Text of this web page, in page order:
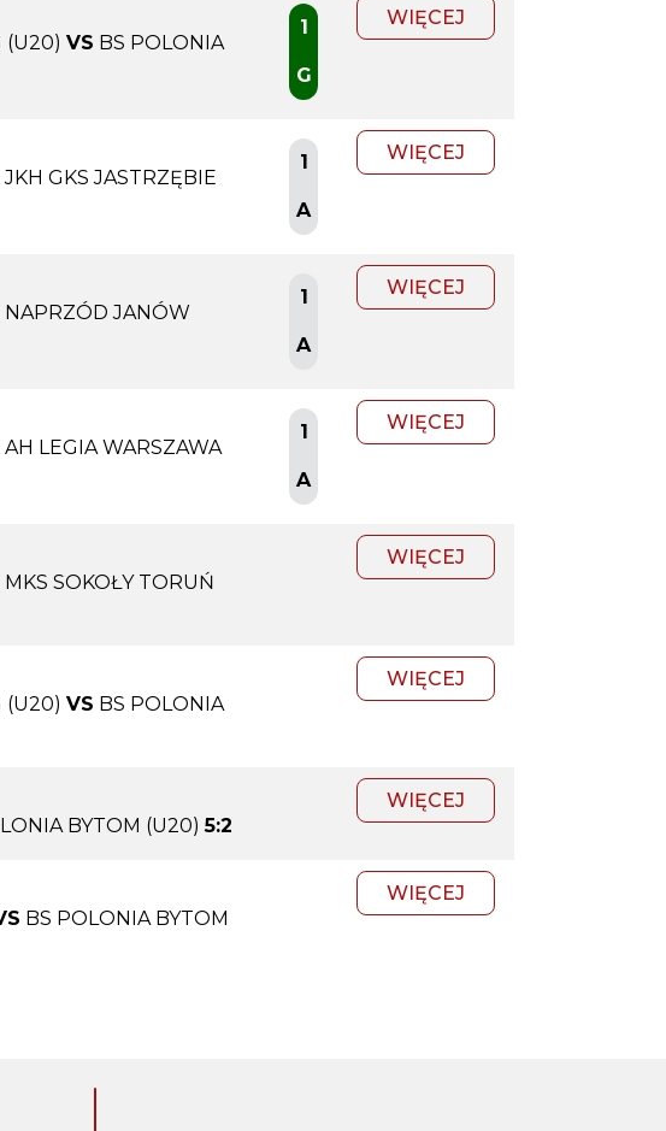
(U20) VS BS POLONIA
1
G
WIĘCEJ
JKH GKS JASTRZĘBIE
1
A
WIĘCEJ
NAPRZÓD JANÓW
1
A
WIĘCEJ
AH LEGIA WARSZAWA
1
A
WIĘCEJ
MKS SOKOŁY TORUŃ
WIĘCEJ
(U20) VS BS POLONIA
WIĘCEJ
BYTOM (U20) 5:2
WIĘCEJ
BS POLONIA BYTOM
WIĘCEJ